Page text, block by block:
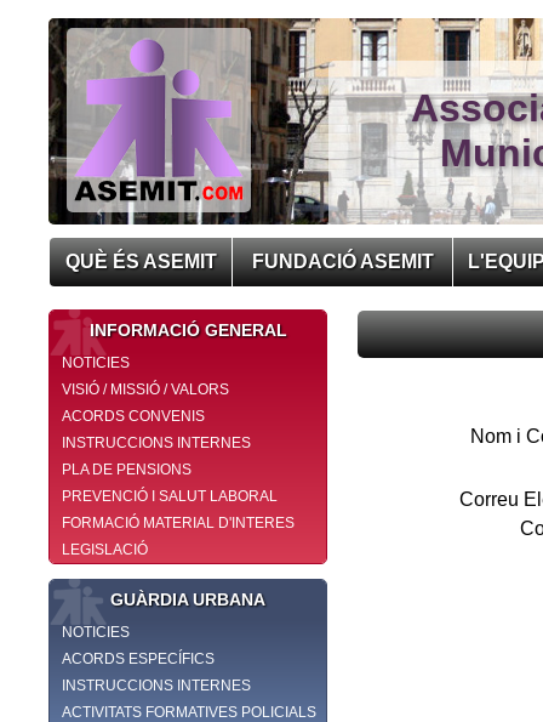
QUÈ ÉS ASEMIT FUNDACIÓ ASEMIT
INFORMACIÓ GENERAL
NOTICIES
VISIÓ / MISSIÓ / VALORS
ACORDS CONVENIS
INSTRUCCIONS INTERNES
PLA DE PENSIONS
PREVENCIÓ I SALUT LABORAL
FORMACIÓ MATERIAL D'INTERES
LEGISLACIÓ
GUÀRDIA URBANA
NOTICIES
ACORDS ESPECÍFICS
INSTRUCCIONS INTERNES
ACTIVITATS FORMATIVES POLICIALS
Nom i
Correu